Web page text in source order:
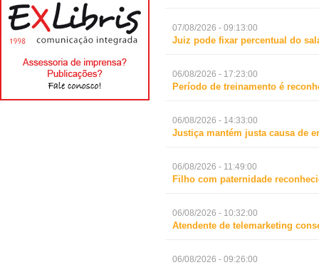
07/08/2026 - 09:13:00
Juiz pode fixar percentual do
06/08/2026 - 17:23:00
Período de treinamento é
06/08/2026 - 14:33:00
Justiça mantém justa causa de
06/08/2026 - 11:49:00
Filho com paternidade
06/08/2026 - 10:32:00
Atendente de telemarketing
06/08/2026 - 09:26:00